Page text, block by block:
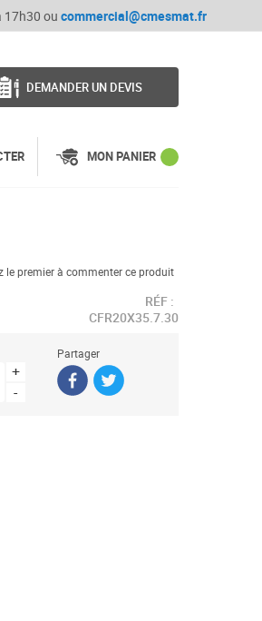
17h30 ou commercial@cmesmat.fr
DEMANDER UN DEVIS
MON PANIER
le premier à commenter ce produit
RÉF :
CFR20X35.7.30
+
-
Partager